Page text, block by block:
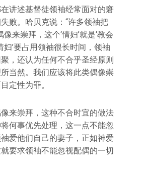
讲述基督徒领袖经常面对的窘
败。哈贝克说：“许多领袖把
像来崇拜，这个‘情妇’就是‘教会
妇’要占用领袖很长时间，领袖
，还认为任何不合乎圣经原则
当然。我们应该将此类偶像崇
定性为罪。
来崇拜，这种不合时宜的做法
何事优先处理，这一点不能忽
爱他们自己的妻子，正如神爱
要求领袖不能忽视配偶的一切